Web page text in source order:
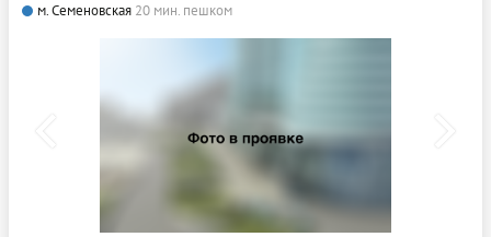
м. Семеновская 20 мин. пешком